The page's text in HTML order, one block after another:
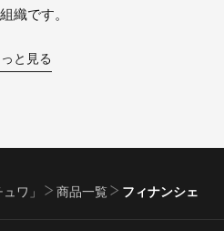
織です。
と見る
ワ」
商品一覧 フィナンシェ